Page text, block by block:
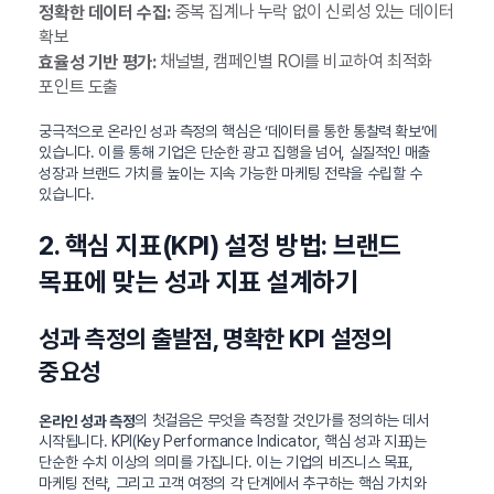
정확한 데이터 수집:중복 집계나 누락 없이 신뢰성 있는 데이터
확보
효율성 기반 평가:채널별, 캠페인별 ROI를 비교하여 최적화
포인트 도출
궁극적으로 온라인 성과 측정의 핵심은 ‘데이터를 통한 통찰력 확보’에
있습니다. 이를 통해 기업은 단순한 광고 집행을 넘어, 실질적인 매출
성장과 브랜드 가치를 높이는 지속 가능한 마케팅 전략을 수립할 수
있습니다.
2. 핵심 지표(KPI) 설정 방법: 브랜드
목표에 맞는 성과 지표 설계하기
성과 측정의 출발점, 명확한 KPI 설정의
중요성
온라인 성과 측정의 첫걸음은 무엇을 측정할 것인가를 정의하는 데서
시작됩니다. KPI(Key Performance Indicator, 핵심 성과 지표)는
단순한 수치 이상의 의미를 가집니다. 이는 기업의 비즈니스 목표,
마케팅 전략, 그리고 고객 여정의 각 단계에서 추구하는 핵심 가치와